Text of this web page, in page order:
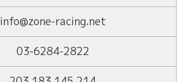
info@zone-racing.net
03-6284-2822